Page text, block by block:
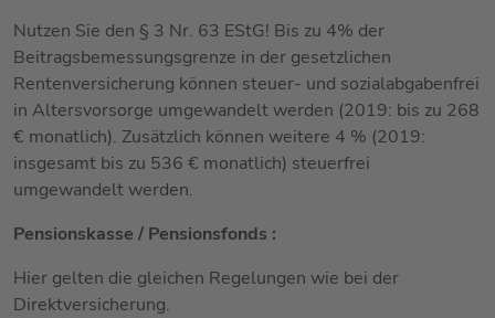
Nutzen Sie den § 3 Nr. 63 EStG! Bis zu 4% der
Beitragsbemessungsgrenze in der gesetzlichen
Rentenversicherung können steuer- und sozialabgabenfrei
in Altersvorsorge umgewandelt werden (2019: bis zu 268
€ monatlich). Zusätzlich können weitere 4 % (2019:
insgesamt bis zu 536 € monatlich) steuerfrei
umgewandelt werden.
Pensionskasse / Pensionsfonds :
Hier gelten die gleichen Regelungen wie bei der
Direktversicherung.